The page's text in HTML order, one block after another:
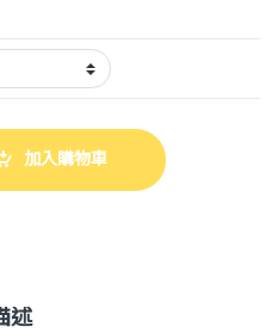
天鵝絨移位支撐帶 移位支撐帶 病
加入購物車
述